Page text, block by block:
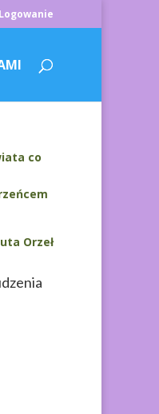
Logowanie
co
Orzeł